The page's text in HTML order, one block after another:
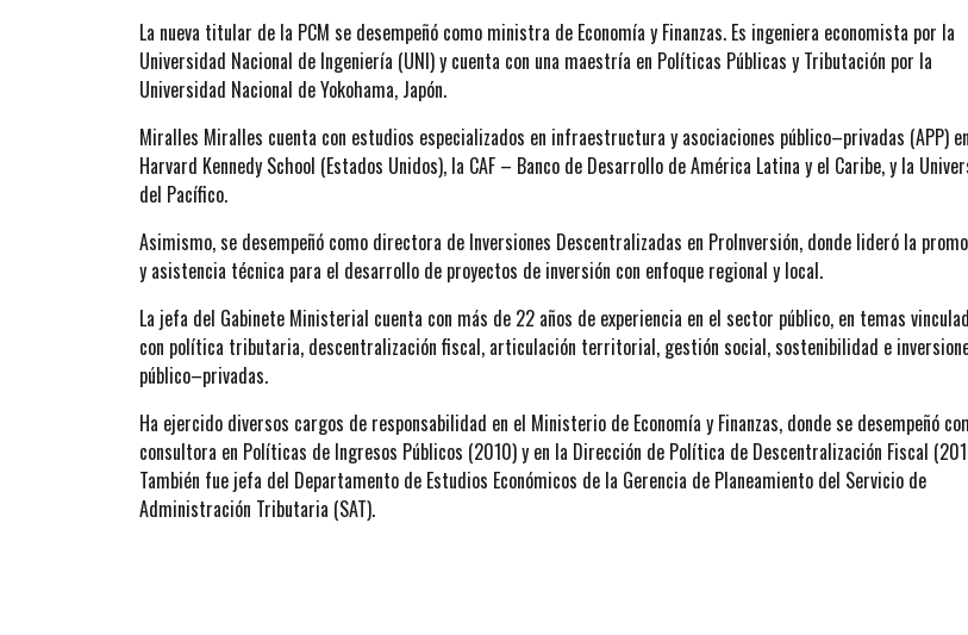
La nueva titular de la PCM se desempeñó como ministra de Economía y Finanzas. Es ingeniera economista por la
Universidad Nacional de Ingeniería (UNI) y cuenta con una maestría en Políticas Públicas y Tributación por la
Universidad Nacional de Yokohama, Japón.
Miralles Miralles cuenta con estudios especializados en infraestructura y asociaciones público–privadas (APP)
Harvard Kennedy School (Estados Unidos), la CAF – Banco de Desarrollo de América Latina y el Caribe, y la
del Pacífico.
Asimismo, se desempeñó como directora de Inversiones Descentralizadas en ProInversión, donde lideró la
y asistencia técnica para el desarrollo de proyectos de inversión con enfoque regional y local.
La jefa del Gabinete Ministerial cuenta con más de 22 años de experiencia en el sector público, en temas
con política tributaria, descentralización fiscal, articulación territorial, gestión social, sostenibilidad e
público–privadas.
Ha ejercido diversos cargos de responsabilidad en el Ministerio de Economía y Finanzas, donde se desempeñó
consultora en Políticas de Ingresos Públicos (2010) y en la Dirección de Política de Descentralización Fiscal
También fue jefa del Departamento de Estudios Económicos de la Gerencia de Planeamiento del Servicio de
Administración Tributaria (SAT).